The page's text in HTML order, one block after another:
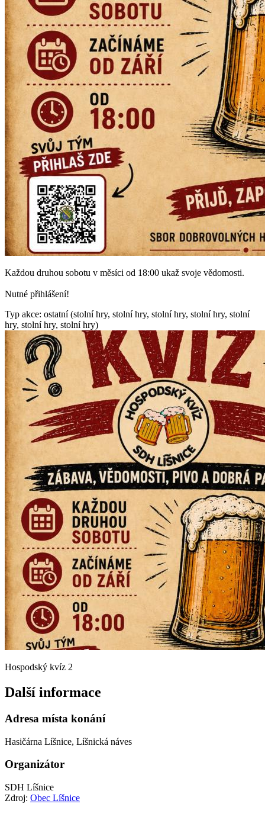
Každou druhou sobotu v měsíci od 18:00 ukaž svoje vědomosti.
Nutné přihlášení!
Typ akce: ostatní (stolní hry, stolní hry, stolní hry, stolní hry, stolní
hry, stolní hry, stolní hry)
Hospodský kvíz 2
Další informace
Adresa místa konání
Hasičárna Líšnice, Líšnická náves
Organizátor
SDH Líšnice
Zdroj: Obec Líšnice